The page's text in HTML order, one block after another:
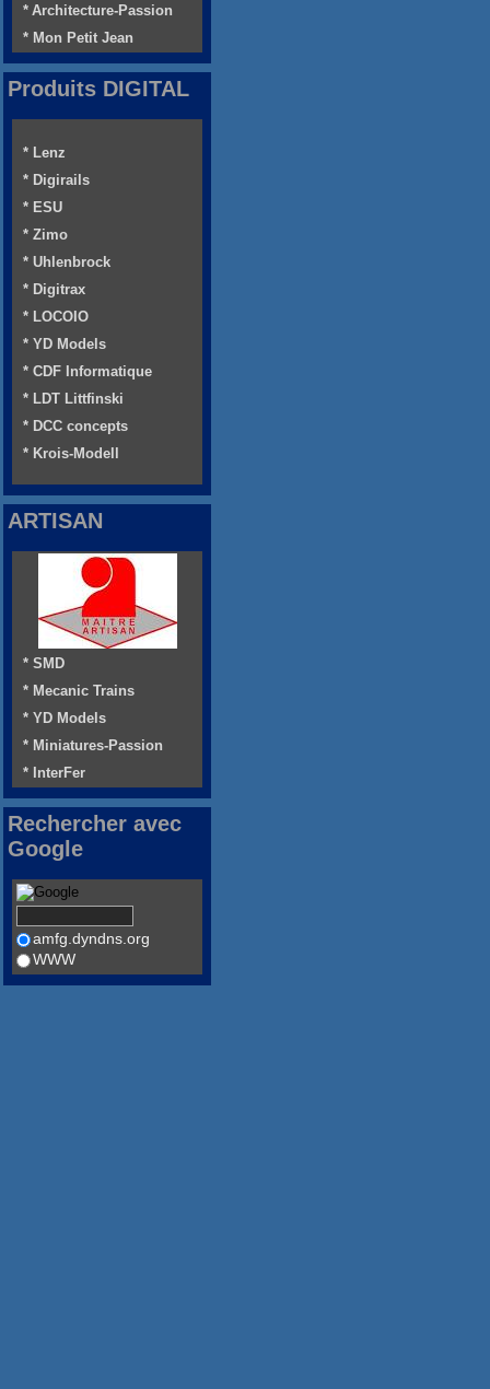
* Architecture-Passion
* Mon Petit Jean
Produits DIGITAL
* Lenz
* Digirails
* ESU
* Zimo
* Uhlenbrock
* Digitrax
* LOCOIO
* YD Models
* CDF Informatique
* LDT Littfinski
* DCC concepts
* Krois-Modell
ARTISAN
* SMD
* Mecanic Trains
* YD Models
* Miniatures-Passion
* InterFer
Rechercher avec
Google
amfg.dyndns.org
WWW